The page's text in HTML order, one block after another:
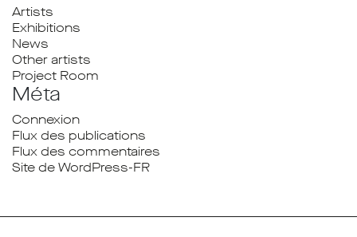
Artists
Exhibitions
News
Other artists
Project Room
Méta
Connexion
Flux des publications
Flux des commentaires
Site de WordPress-FR